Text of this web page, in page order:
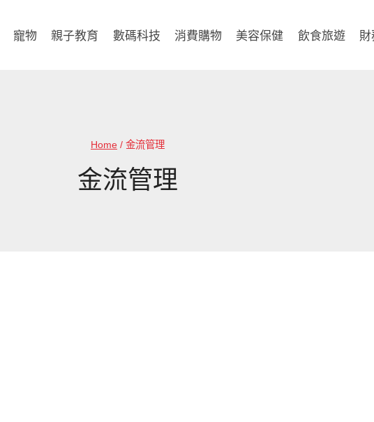
寵物 親子教育 數碼科技 消費購物 美容保健 飲食旅遊
Home / 金流管理
金流管理